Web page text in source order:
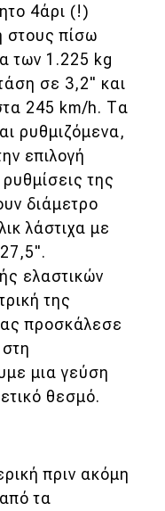
4άρι (!)
στους πίσω
των 1.225 kg
σε 3,2" και
245 km/h. Τα
ρυθμιζόμενα,
επιλογή
της
διάμετρο
λάστιχα με
ελαστικών
της
προσκάλεσε
μια γεύση
θεσμό.
πριν ακόμη
τα